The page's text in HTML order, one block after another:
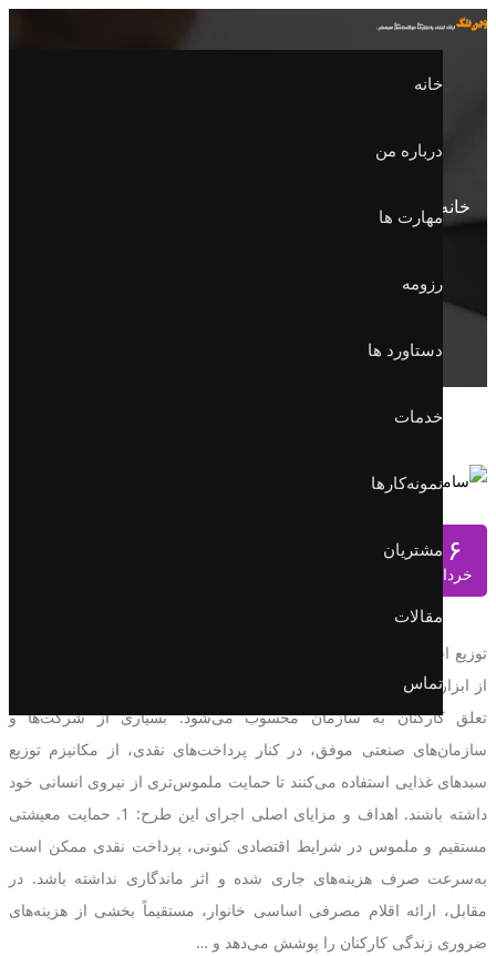
خانه
درباره من
مهارت ها
رزومه
دستاورد ها
خدمات
نمونه‌کارها
مشتریان
مقالات
تماس
خانه بایگانی برچسب «سامانه توزیع»
۶
خرداد
سامانه توزیع ارزاق و امکانات رفاهی
توزیع اقلام معیشتی به‌عنوان بخشی از سیاست‌های حمایتی و رفاهی، یکی
از ابزارهای مؤثر در ارتقاء رضایت شغلی، افزایش بهره‌وری و تقویت حس
تعلق کارکنان به سازمان محسوب می‌شود. بسیاری از شرکت‌ها و
سازمان‌های صنعتی موفق، در کنار پرداخت‌های نقدی، از مکانیزم توزیع
سبدهای غذایی استفاده می‌کنند تا حمایت ملموس‌تری از نیروی انسانی خود
داشته باشند. اهداف و مزایای اصلی اجرای این طرح: 1. حمایت معیشتی
مستقیم و ملموس در شرایط اقتصادی کنونی، پرداخت نقدی ممکن است
به‌سرعت صرف هزینه‌های جاری شده و اثر ماندگاری نداشته باشد. در
مقابل، ارائه اقلام مصرفی اساسی خانوار، مستقیماً بخشی از هزینه‌های
ضروری زندگی کارکنان را پوشش می‌دهد و …